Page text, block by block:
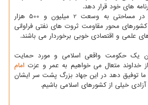
های خود قرار دهد.
امروز محور مقاومت در مساحتی به وسعت 2 میلیون و 500 هزار
کشورهای محور مقاومت ثروت های نفتی فراوانی
علمی و اقتصادی خوبی برخوردار می باشند.
یک حکومت واقعی اسلامی و مورد حمایت
خداوند متعال می خواهیم به عمر و عزت امام
ما توفیق دهد در این جهاد بزرگ پشت سر ایشان
خیلی از کشورهای اسلامی باشیم.